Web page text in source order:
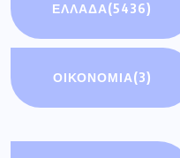
ΕΛΛΑΔΑ(5436)
ΟΙΚΟΝΟΜΊΑ(3)